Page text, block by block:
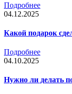
Подробнее
04.12.2025
Какой подарок
Подробнее
04.10.2025
Нужно ли делать